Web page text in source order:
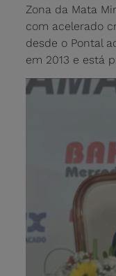
Zona da Mata
com acelerado
desde o Pontal
em 2013 e está